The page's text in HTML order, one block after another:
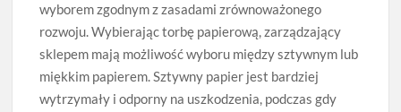
wyborem zgodnym z zasadami zrównoważonego
rozwoju. Wybierając torbę papierową, zarządzający
sklepem mają możliwość wyboru między sztywnym lub
miękkim papierem. Sztywny papier jest bardziej
wytrzymały i odporny na uszkodzenia, podczas gdy